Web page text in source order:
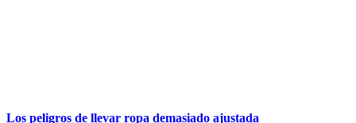
Los peligros de llevar ropa demasiado ajustada